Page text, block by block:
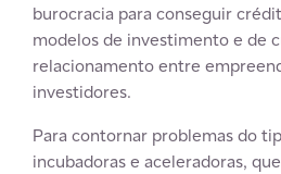
burocracia para conseguir
modelos de investimento e de
relacionamento entre
investidores.
Para contornar problemas do
incubadoras e aceleradoras, que